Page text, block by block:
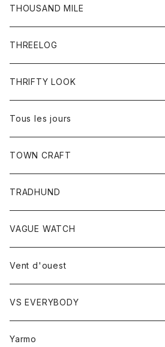
ワンピース
コート
ジーンズ
ショートパンツ
トップス
Tシャツ
THOUSAND MILE
THREELOG
トップス
Tシャツ
THRIFTY LOOK
Tous les jours
トップス
レディース
カットソー
TOWN CRAFT
TRADHUND
セーター
ベスト
VAGUE WATCH
時計
Vent d'ouest
ボトム
スカート
トップス
VS EVERYBODY
トップス
Yarmo